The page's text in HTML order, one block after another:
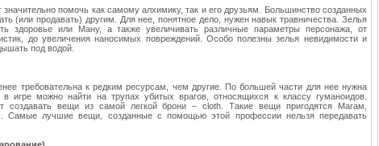
помочь как самому алхимику, так и его друзьям. Большинство созданных
(или продавать) другим. Для нее, понятное дело, нужен навык травничества. Зелья
здоровье или Ману, а также увеличивать различные параметры персонажа, от
до увеличения наносимых повреждений. Особо полезны зелья невидимости и
под водой.
требовательна к редким ресурсам, чем другие. По большей части для нее нужна
игре можно найти на трупах убитых врагов, относящихся к классу гуманоидов.
создавать вещи из самой легкой брони – cloth. Такие вещи пригодятся Магам,
Самые лучшие вещи, созданные с помощью этой профессии нельзя передавать